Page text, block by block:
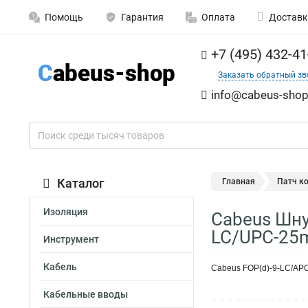
Помощь Гарантия Оплата
+7 (495) 432-
Заказать обратный
info@cabeus-
Каталог
Изоляция
Инструмент
Кабель
Кабельные вводы
Главная Патч
Cabeus
LC/UPC-
Cabeus FOP(d)-9-LC/